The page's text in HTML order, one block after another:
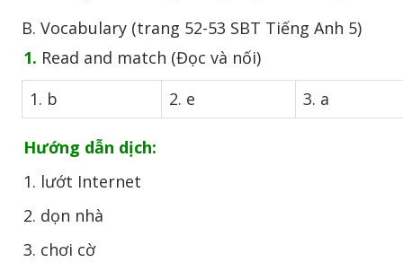
B. Vocabulary (trang 52-53 SBT Tiếng Anh 5)
1. Read and match (Đọc và nối)
1. b
2. e 3. a
Hướng dẫn dịch:
1. lướt Internet
2. dọn nhà
3. chơi cờ